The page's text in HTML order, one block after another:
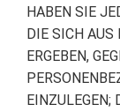
HABEN SIE
DIE SICH AUS
ERGEBEN,
EINZULEGEN;